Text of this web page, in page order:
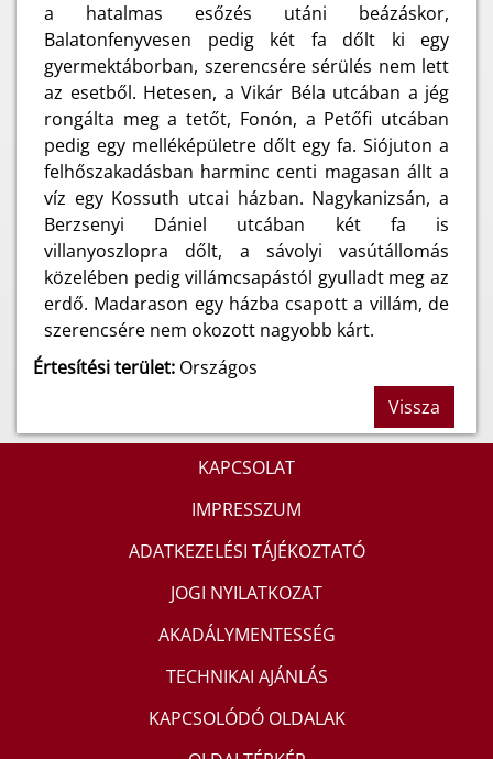
a hatalmas esőzés utáni beázáskor,
Balatonfenyvesen pedig két fa dőlt ki egy
gyermektáborban, szerencsére sérülés nem lett
az esetből. Hetesen, a Vikár Béla utcában a jég
rongálta meg a tetőt, Fonón, a Petőfi utcában
pedig egy melléképületre dőlt egy fa. Siójuton a
felhőszakadásban harminc centi magasan állt a
víz egy Kossuth utcai házban. Nagykanizsán, a
Berzsenyi Dániel utcában két fa is
villanyoszlopra dőlt, a sávolyi vasútállomás
közelében pedig villámcsapástól gyulladt meg az
erdő. Madarason egy házba csapott a villám, de
szerencsére nem okozott nagyobb kárt.
Értesítési terület: Országos
Vissza
KAPCSOLAT
IMPRESSZUM
ADATKEZELÉSI TÁJÉKOZTATÓ
JOGI NYILATKOZAT
AKADÁLYMENTESSÉG
TECHNIKAI AJÁNLÁS
KAPCSOLÓDÓ OLDALAK